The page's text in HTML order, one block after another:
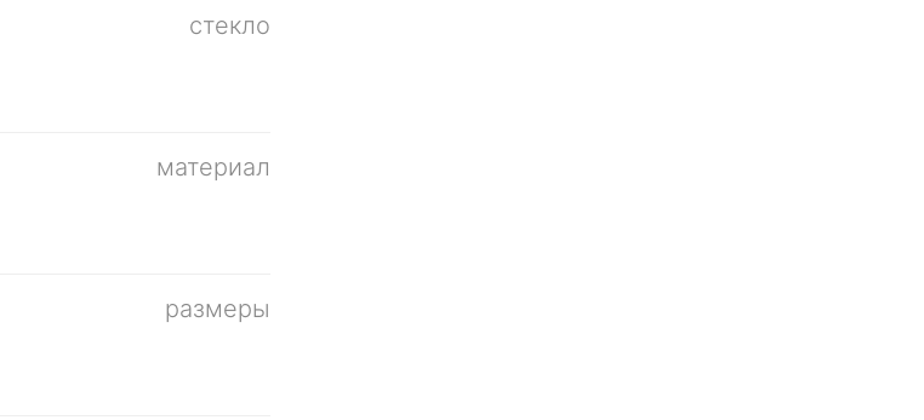
стекло
материал
размеры